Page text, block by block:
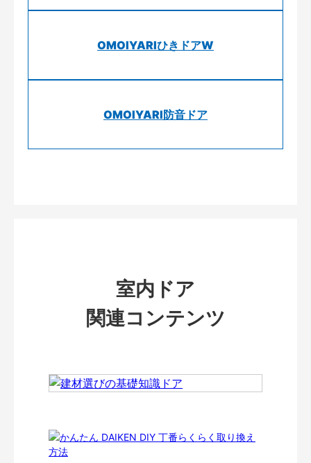
OMOIYARIひきドアW
OMOIYARI防音ドア
室内ドア
関連コンテンツ